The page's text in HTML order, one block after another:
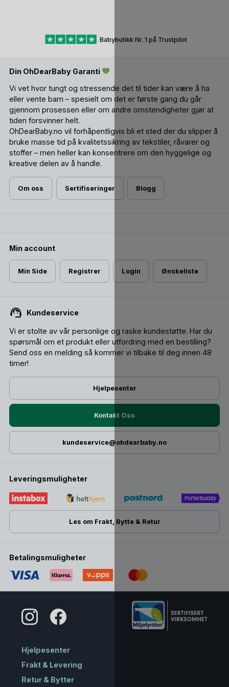
Babybutikk Nr. 1 på Trustpilot
Din OhDearBaby Garanti
Vi vet hvor tungt og stressende det til tider kan være å ha
eller vente barn – spesielt om det er første gang du går
gjennom prosessen eller om andre omstendigheter gjør at
tiden forsvinner helt.
OhDearBaby.no vil forhåpentligvis bli et sted der du slipper å
bruke masse tid på kvalitetssikring av tekstiler, råvarer og
stoffer – men heller kan konsentrere om den hyggelige og
kreative delen av å handle.
Om oss Sertifiseringer Blogg
Min account
Min Side Registrer Login Ønskeliste
Kundeservice
Vi er stolte av vår personlige og raske kundestøtte. Har du
spørsmål om et produkt eller utfordring med en bestilling?
Send oss ​​en melding så kommer vi tilbake til deg innen 48
timer!
Hjelpesenter
Kontakt Oss
kundeservice@ohdearbaby.no
Leveringsmuligheter
Les om Frakt, Bytte & Retur
Betalingsmuligheter
Hjelpesenter
Frakt & Levering
Retur & Bytter